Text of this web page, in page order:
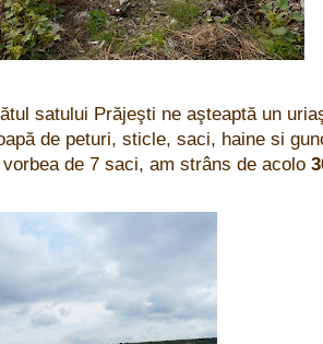
satului Prăjeşti ne aşteaptă un
de peturi, sticle, saci, haine si
de 7 saci, am strâns de acolo